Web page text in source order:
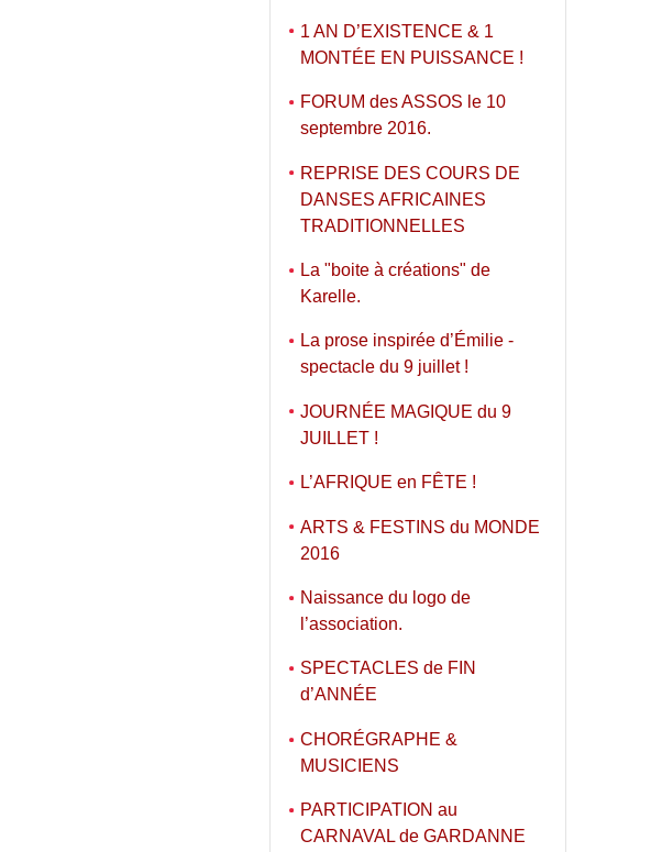
1 AN D’EXISTENCE & 1
MONTÉE EN PUISSANCE !
FORUM des ASSOS le 10
septembre 2016.
REPRISE DES COURS DE
DANSES AFRICAINES
TRADITIONNELLES
La "boite à créations" de
Karelle.
La prose inspirée d’Émilie -
spectacle du 9 juillet !
JOURNÉE MAGIQUE du 9
JUILLET !
L’AFRIQUE en FÊTE !
ARTS & FESTINS du MONDE
2016
Naissance du logo de
l’association.
SPECTACLES de FIN
d’ANNÉE
CHORÉGRAPHE &
MUSICIENS
PARTICIPATION au
CARNAVAL de GARDANNE